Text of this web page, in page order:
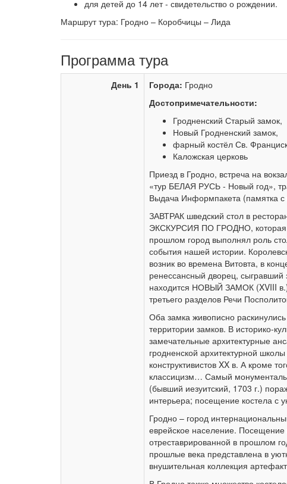
для детей до 14 лет - свидетельство о рождении.
Маршрут тура: Гродно – Коробчицы – Лида
Программа тура
День 1 Города: Гродно
Достопримечательности:
Гродненский Старый замок,
Новый Гродненский замок,
фарный костёл Св.
Каложская церковь
Приезд в Гродно, встреча на
«тур БЕЛАЯ РУСЬ - Новый год»,
Выдача Информпакета (памятка
ЗАВТРАК шведский стол в
ЭКСКУРСИЯ ПО ГРОДНО, которая
прошлом город выполнял роль
события нашей истории.
возник во времена Витовта, в
ренессансный дворец, сыгравший
находится НОВЫЙ ЗАМОК (XVIII
третьего разделов Речи
Оба замка живописно
территории замков. В историко-
замечательные архитектурные
гродненской архитектурной
конструктивистов XX в. А кроме
классицизм… Самый
(бывший иезуитский, 1703 г.)
интерьера; посещение костела с
Гродно – город
еврейское население.
отреставрированной в прошлом
прошлые века представлена в
внушительная коллекция